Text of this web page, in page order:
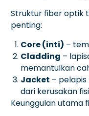
Struktur fiber optik
penting:
Core (inti) –
Cladding –
memantulkan
Jacket –
dari kerusakan
Keunggulan utama